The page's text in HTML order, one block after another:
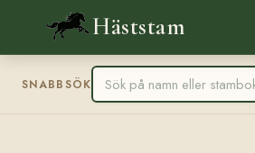
Häststam
SNABBSÖK